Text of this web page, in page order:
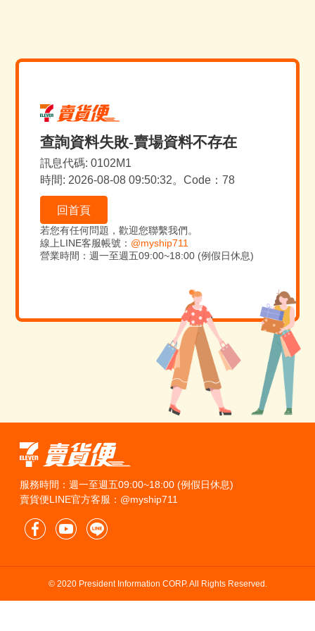
查詢資料失敗-賣場資料不存在
訊息代碼: 0102M1
時間: 2026-08-08 09:50:32。Code：78
回首頁
若您有任何問題，歡迎您聯繫我們。
線上LINE客服帳號： @myship711
營業時間：週一至週五09:00~18:00 (例假日休息)
服務時間：週一至週五09:00~18:00 (例假日休息)
賣貨便LINE官方客服：@myship711
© 2020 President Information CORP. All Rights Reserved.